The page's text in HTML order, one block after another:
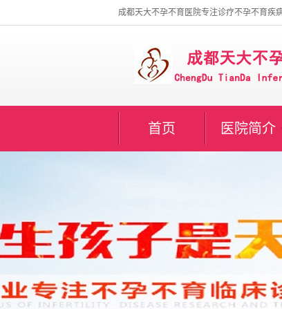
成都天大不孕不育医院专注诊疗不孕不育疾
首页 医院简介